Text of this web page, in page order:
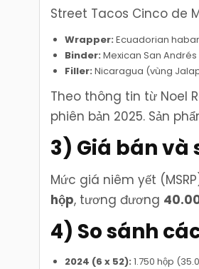
Street Tacos Cinco de
Wrapper: Ecuadorian
Binder: Mexican San Andrés
Filler: Nicaragua (vùng
Theo thông tin từ Noel
phiên bản 2025. Sản
3) Giá bán
Mức giá niêm yết
hộp, tương đương
4) So sánh
2024 (6 x 52): 1.750 hộp